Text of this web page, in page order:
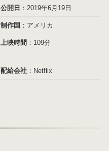
公開日 ：2019年6月19日
制作国 ：アメリカ
上映時間 ：109分
配給会社：Netflix